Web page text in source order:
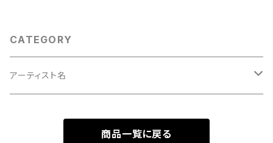
CATEGORY
アーティスト名
商品一覧に戻る